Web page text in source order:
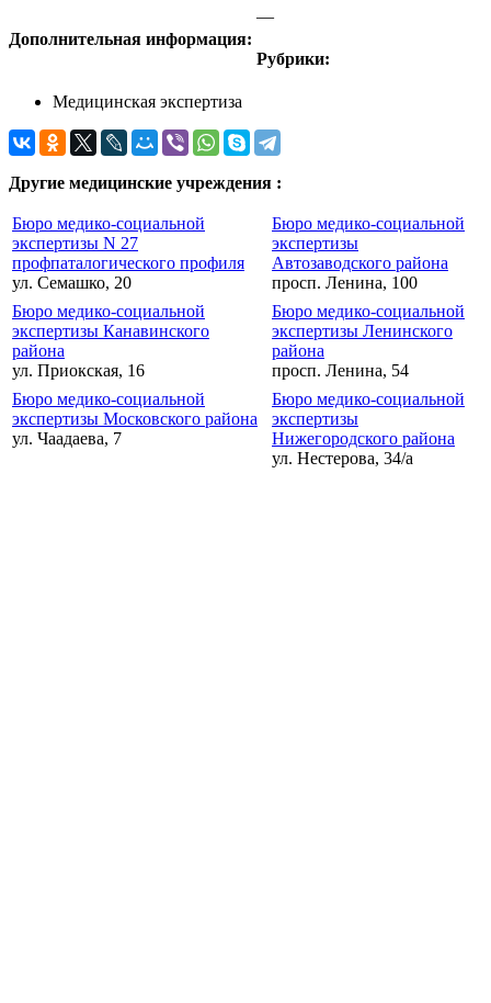
Дополнительная информация:
—
Рубрики:
Медицинская экспертиза
Другие медицинские учреждения :
Бюро медико-социальной
экспертизы N 27
профпаталогического профиля
ул. Семашко, 20
Бюро медико-социальной
экспертизы
Автозаводского района
просп. Ленина, 100
Бюро медико-социальной
экспертизы Канавинского
района
ул. Приокская, 16
Бюро медико-социальной
экспертизы Ленинского
района
просп. Ленина, 54
Бюро медико-социальной
экспертизы Московского района
ул. Чаадаева, 7
Бюро медико-социальной
экспертизы
Нижегородского района
ул. Нестерова, 34/а